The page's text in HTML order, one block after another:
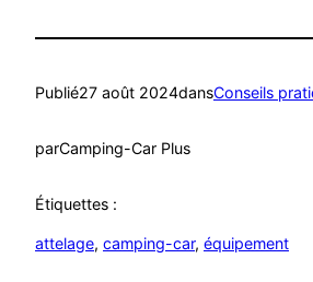
Publié27 août 2024dansConseils
parCamping-Car Plus
Étiquettes :
attelage, camping-car, équipement